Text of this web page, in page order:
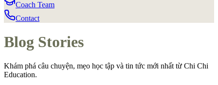
Coach Team
Contact
Blog Stories
Khám phá câu chuyện, mẹo học tập và tin tức mới nhất từ Chi Chi
Education.